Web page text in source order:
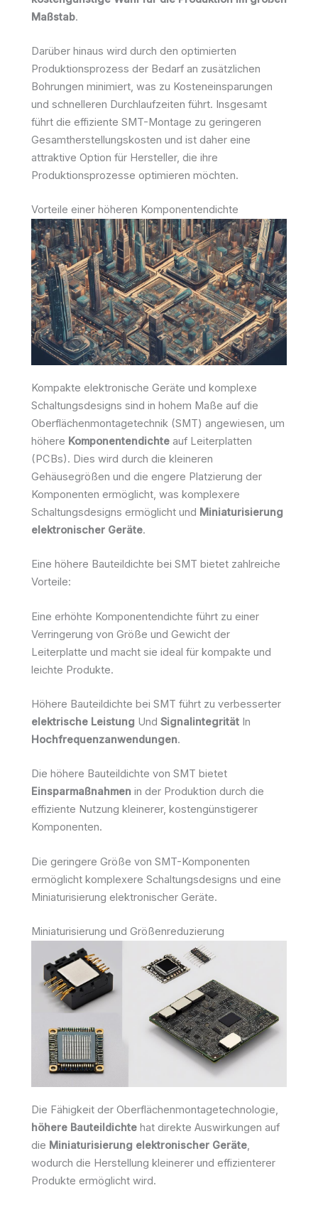
Maßstab.
Darüber hinaus wird durch den optimierten
Produktionsprozess der Bedarf an zusätzlichen
Bohrungen minimiert, was zu Kosteneinsparungen
und schnelleren Durchlaufzeiten führt. Insgesamt
führt die effiziente SMT-Montage zu geringeren
Gesamtherstellungskosten und ist daher eine
attraktive Option für Hersteller, die ihre
Produktionsprozesse optimieren möchten.
Vorteile einer höheren Komponentendichte
Kompakte elektronische Geräte und komplexe
Schaltungsdesigns sind in hohem Maße auf die
Oberflächenmontagetechnik (SMT) angewiesen, um
höhere Komponentendichte auf Leiterplatten
(PCBs). Dies wird durch die kleineren
Gehäusegrößen und die engere Platzierung der
Komponenten ermöglicht, was komplexere
Schaltungsdesigns ermöglicht und Miniaturisierung
elektronischer Geräte.
Eine höhere Bauteildichte bei SMT bietet zahlreiche
Vorteile:
Eine erhöhte Komponentendichte führt zu einer
Verringerung von Größe und Gewicht der
Leiterplatte und macht sie ideal für kompakte und
leichte Produkte.
Höhere Bauteildichte bei SMT führt zu verbesserter
elektrische Leistung Und Signalintegrität In
Hochfrequenzanwendungen.
Die höhere Bauteildichte von SMT bietet
Einsparmaßnahmen in der Produktion durch die
effiziente Nutzung kleinerer, kostengünstigerer
Komponenten.
Die geringere Größe von SMT-Komponenten
ermöglicht komplexere Schaltungsdesigns und eine
Miniaturisierung elektronischer Geräte.
Miniaturisierung und Größenreduzierung
Die Fähigkeit der Oberflächenmontagetechnologie,
höhere Bauteildichte hat direkte Auswirkungen auf
die Miniaturisierung elektronischer Geräte,
wodurch die Herstellung kleinerer und effizienterer
Produkte ermöglicht wird.